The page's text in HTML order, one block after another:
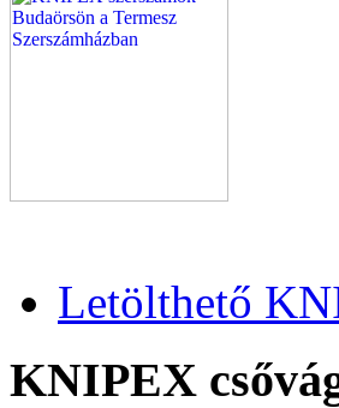
Letölthető
KNIPEX